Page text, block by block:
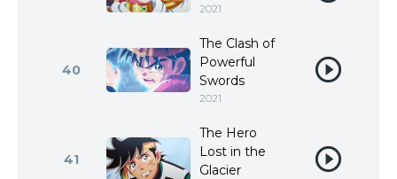
2021
40
The Clash of
Powerful
Swords
2021
41
The Hero
Lost in the
Glacier